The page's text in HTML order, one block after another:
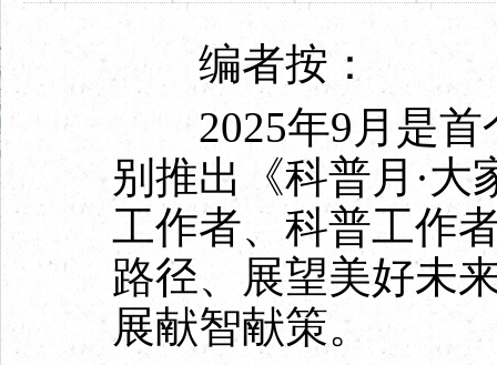
编者按：
2025年9月是首
别推出《科普月·大
工作者、科普工作
路径、展望美好未
展献智献策。